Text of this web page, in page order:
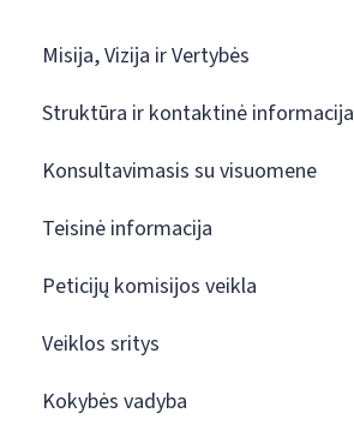
Misija, Vizija ir Vertybės
Struktūra ir kontaktinė informacija
Konsultavimasis su visuomene
Teisinė informacija
Peticijų komisijos veikla
Veiklos sritys
Kokybės vadyba